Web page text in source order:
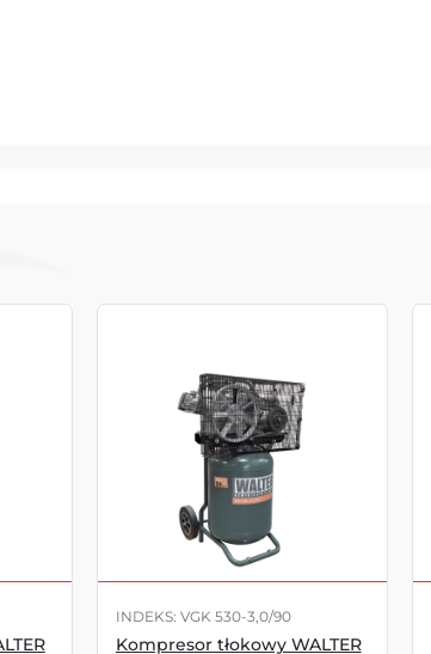
INDEKS: VGK 530-3,0/90
Kompresor tłokowy WALTER